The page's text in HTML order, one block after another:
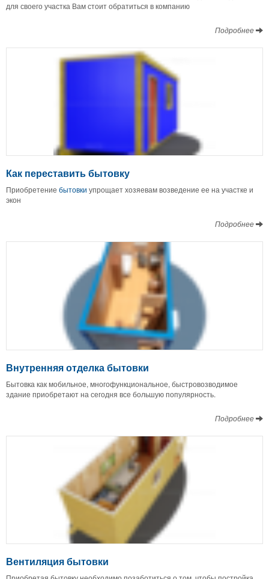
для своего участка Вам стоит обратиться в компанию
Подробнее
Как переставить бытовку
Приобретение бытовки упрощает хозяевам возведение ее на участке и
экон
Подробнее
Внутренняя отделка бытовки
Бытовка как мобильное, многофункциональное, быстровозводимое
здание приобретают на сегодня все большую популярность.
Подробнее
Вентиляция бытовки